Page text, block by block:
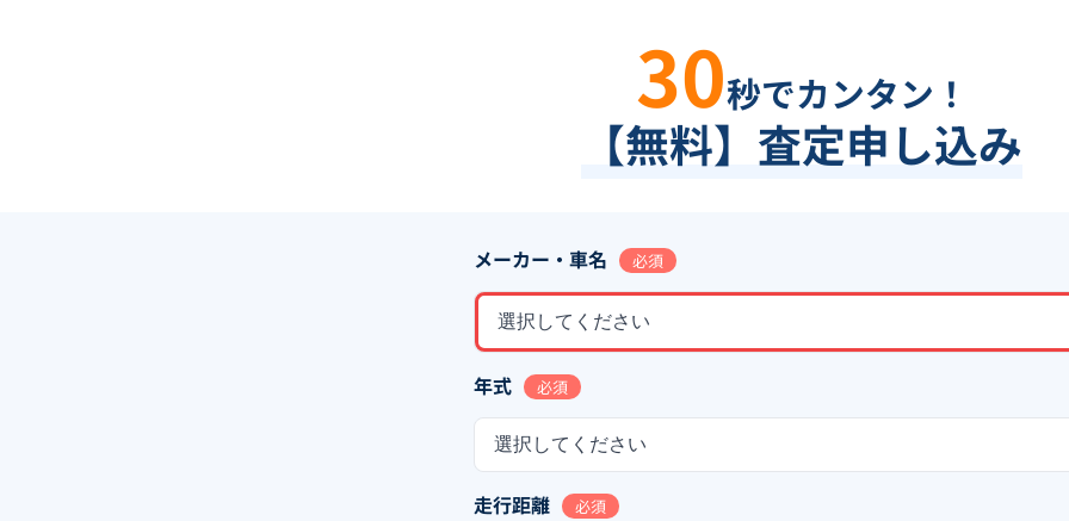
30秒でカンタン！
【無料】査定申し込み
メーカー・車名 必須
選択してください
年式 必須
選択してください
走行距離 必須